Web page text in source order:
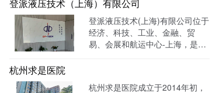
级数字化官网，提高品牌形象和
专业度。目前官网运行全网曝光
数已达到208W+
登派液压技术（上海）有限公司
登派液压技术(上海)有限公司位于
经济、科技、工业、金融、贸
易、会展和航运中心-上海，是一
网全网曝光数达779498次。
杭州求是医院
杭州求是医院成立于2014年初，